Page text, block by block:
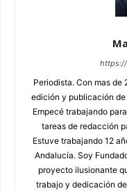
Periodista. Con mas de
edición y publicación
Empecé trabajando
tareas de redacción
Estuve trabajando 12
Andalucía. Soy
proyecto ilusionante
trabajo y dedicación